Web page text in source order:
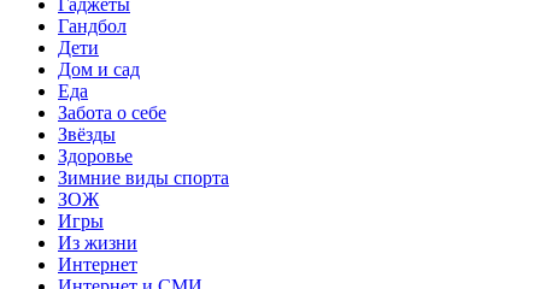
Гаджеты
Гандбол
Дети
Дом и сад
Еда
Забота о себе
Звёзды
Здоровье
Зимние виды спорта
ЗОЖ
Игры
Из жизни
Интернет